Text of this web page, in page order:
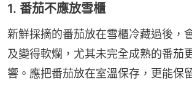
1. 番茄不應放雪櫃
新鮮採摘的番茄放在雪櫃冷藏過後，
及變得軟爛，尤其未完全成熟的番茄
響。應把番茄放在室溫保存，更能保